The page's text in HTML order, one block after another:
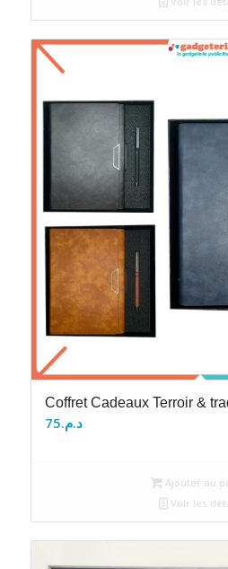
Coffret Cadeaux Terroir &
د.م.75
Ajouter au
Voir les